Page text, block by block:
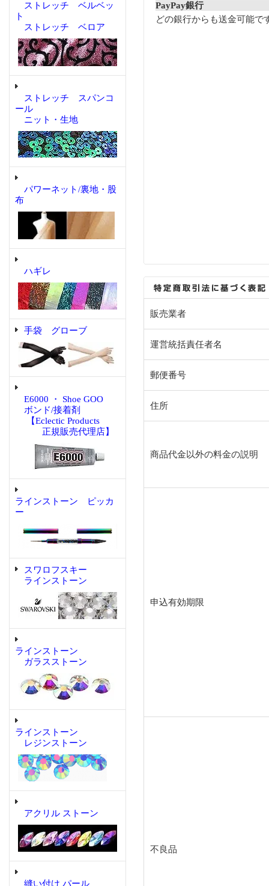
ストレッチ ベルベッ
ト
ストレッチ ベロア
ストレッチ スパンコ
ール
ニット・生地
パワーネット/裏地・股
布
ハギレ
手袋 グローブ
E6000 ・ Shoe GOO
ボンド/接着剤
【Eclectic Products
正規販売代理店】
ラインストーン ピッカ
ー
スワロフスキー
ラインストーン
ラインストーン
ガラスストーン
ラインストーン
レジンストーン
アクリル ストーン
縫い付け パール
PayPay銀行
どの銀行からも送金可能で
販売業者
運営統括責任者名
郵便番号
住所
商品代金以外の料金の説明
申込有効期限
不良品